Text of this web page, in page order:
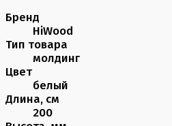
Бренд
HiWood
Тип товара
молдинг
Цвет
белый
Длина, см
200